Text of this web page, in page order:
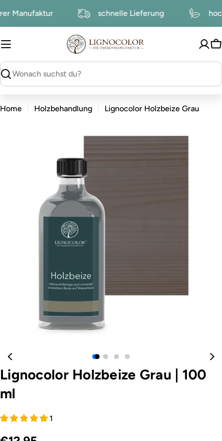
Inhalt
Manufaktur schnelle Lieferung
suchen
Home Holzbehandlung Lignocolor Holzbeize Grau
Sie das Medium 0 im Modalformat
Lignocolor Holzbeize Grau
100
ml
1